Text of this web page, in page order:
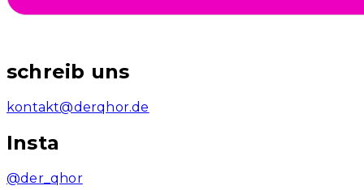
schreib uns
kontakt@derqhor.de
Insta
@der_qhor